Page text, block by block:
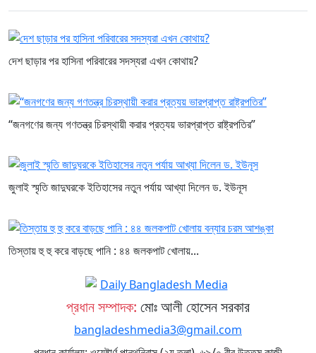
দেশ ছাড়ার পর হাসিনা পরিবারের সদস্যরা এখন কোথায়?
“জনগণের জন্য গণতন্ত্র চিরস্থায়ী করার প্রত্যয় ভারপ্রাপ্ত রাষ্ট্রপতির”
জুলাই স্মৃতি জাদুঘরকে ইতিহাসের নতুন পর্যায় আখ্যা দিলেন ড. ইউনূস
তিস্তায় হু হু করে বাড়ছে পানি : ৪৪ জলকপাট খোলায়...
প্রধান সম্পাদক: মোঃ আলী হোসেন সরকার
bangladeshmedia3@gmail.com